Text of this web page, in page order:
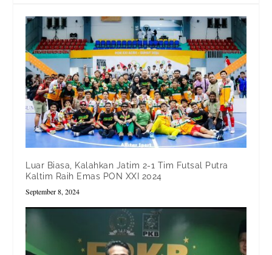
Luar Biasa, Kalahkan Jatim 2-1 Tim Futsal Putra
Kaltim Raih Emas PON XXI 2024
September 8, 2024